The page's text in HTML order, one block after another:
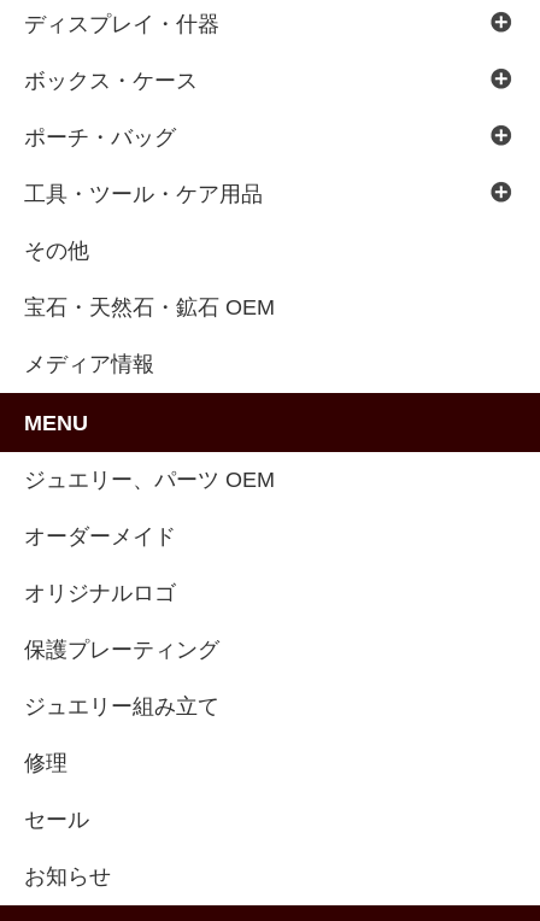
ディスプレイ・什器
ボックス・ケース
ポーチ・バッグ
工具・ツール・ケア用品
その他
宝石・天然石・鉱石 OEM
メディア情報
MENU
ジュエリー、パーツ OEM
オーダーメイド
オリジナルロゴ
保護プレーティング
ジュエリー組み立て
修理
セール
お知らせ